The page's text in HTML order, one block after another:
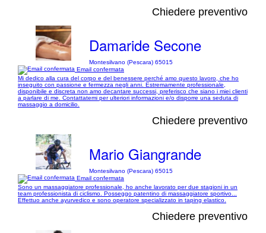
Chiedere preventivo
Damaride Secone
Montesilvano (Pescara) 65015
Email confermata
Mi dedico alla cura del corpo e del benessere perché amo questo lavoro, che ho
inseguito con passione e fermezza negli anni. Estremamente professionale,
disponibile e discreta non amo decantare successi, preferisco che siano i miei clienti
a parlare di me. Contattatemi per ulteriori informazioni e/o disporre una seduta di
massaggio a domicilio.
Chiedere preventivo
Mario Giangrande
Montesilvano (Pescara) 65015
Email confermata
Sono un massaggiatore professionale, ho anche lavorato per due stagioni in un
team professionista di ciclismo. Posseggo patentino di massaggiatore sportivo...
Effettuo anche ayurvedico e sono operatore specializzato in taping elastico.
Chiedere preventivo